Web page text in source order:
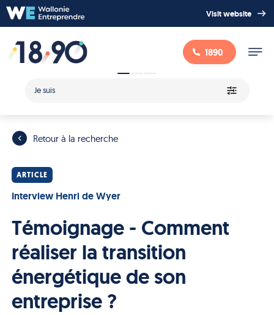
Visit website
1890
Je suis
Retour à la recherche
ARTICLE
Interview Henri de Wyer
Témoignage - Comment
réaliser la transition
énergétique de son
entreprise ?